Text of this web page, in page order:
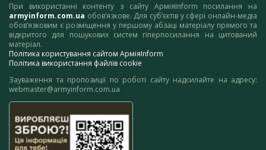
При використанні контенту з сайту АрміяInform посилання на
armyinform.com.ua обов’язкове. Для суб’єктів у сфері онлайн-медіа
обов’язковим є розміщення у першому абзаці матеріалу прямого та
відкритого для пошукових систем гіперпосилання на цитований
матеріал.
Політика користування сайтом АрміяInform
Політика використання файлів cookie
Зауваження та пропозиції по роботі сайту надсилайте на адресу:
webmaster@armyinform.com.ua